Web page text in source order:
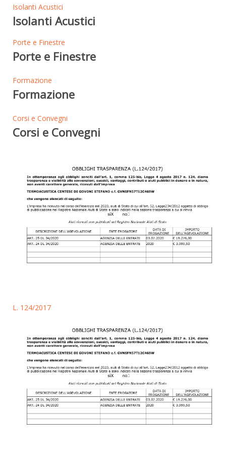
Isolanti Acustici
Isolanti Acustici
Porte e Finestre
Porte e Finestre
Formazione
Formazione
Corsi e Convegni
Corsi e Convegni
L. 124/2017